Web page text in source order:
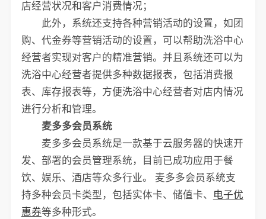
店经营状况和客户消费情况；
此外，系统还支持各种营销活动的设置，如团
购、代金券等营销活动的设置，可以帮助洗浴中心
经营者实现对客户的精准营销。并且系统还可以为
洗浴中心经营者提供多种数据报表，包括消费报
表、库存报表等，方便洗浴中心经营者对店内情况
进行分析和管理。
麦多多会员系统
麦多多会员系统是一款基于云服务器的快速开
发、部署的会员管理系统，目前已成功应用于餐
饮、娱乐、酒店等众多行业。 麦多多会员系统支
持多种会员卡类型，包括实体卡、储值卡、
电子优
惠券等多种形式。